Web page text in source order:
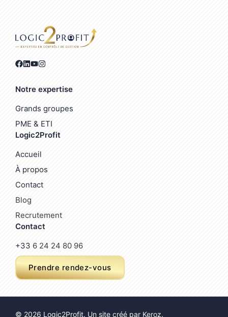
Notre expertise
Grands groupes
PME & ETI
Logic2Profit
Accueil
À propos
Contact
Blog
Recrutement
Contact
+33 6 24 24 80 96
Prendre rendez-vous
© 2026 Logic2Profit. Un site créé par Keroz.